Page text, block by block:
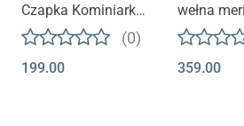
Czapka Kominiarka
Wełna Merino
BUNBUN |
Mahogany Rose
(0)
199.00
wełna
140 | Camel
Melange
359.00